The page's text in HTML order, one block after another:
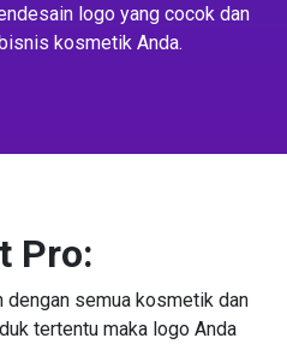
logo yang cocok dan
kosmetik Anda.
Pro:
dengan semua kosmetik dan
tertentu maka logo Anda